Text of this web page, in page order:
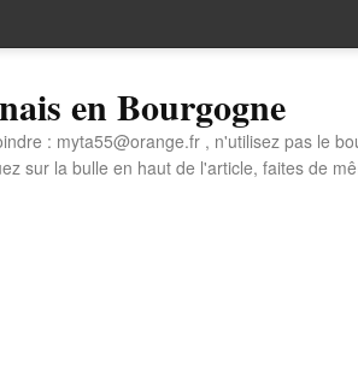
en Bourgogne
: myta55@orange.fr , n'utilisez pas le
sur la bulle en haut de l'article, faites de